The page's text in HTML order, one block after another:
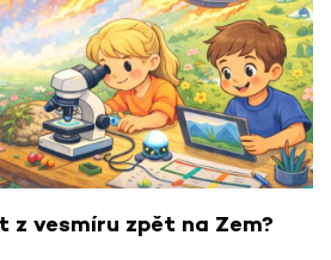
z vesmíru zpět na Zem?